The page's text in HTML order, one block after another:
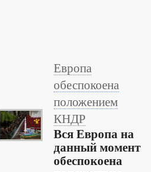
Европа
обеспокоена
положением
КНДР
Вся Европа на
данный момент
обеспокоена